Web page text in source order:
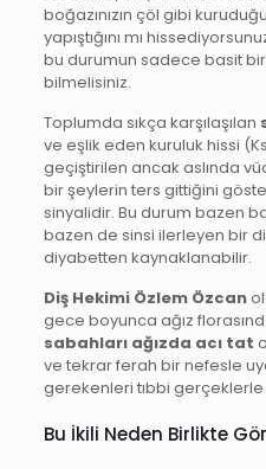
boğazınızın çöl gibi
yapıştığını mı
bu durumun sadece basit bir
bilmelisiniz.
Toplumda sıkça karşılaşılan
ve eşlik eden kuruluk hissi
geçiştirilen ancak aslında
bir şeylerin ters gittiğini
sinyalidir. Bu durum bazen
bazen de sinsi ilerleyen bir
diyabetten kaynaklanabilir.
Diş Hekimi Özlem Özcan
gece boyunca ağız
sabahları ağızda acı tat
ve tekrar ferah bir nefesle
gerekenleri tıbbi gerçeklerle
Bu İkili Neden Birlikte